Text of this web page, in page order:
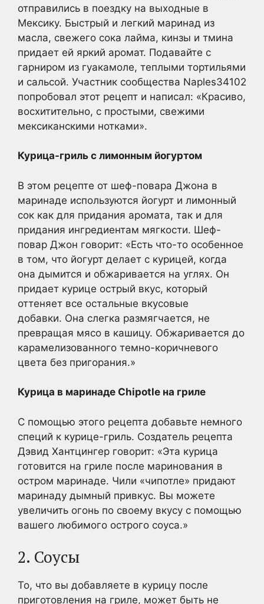
отправились в поездку на выходные в
Мексику. Быстрый и легкий маринад из
масла, свежего сока лайма, кинзы и тмина
придает ей яркий аромат. Подавайте с
гарниром из гуакамоле, теплыми тортильями
и сальсой. Участник сообщества Naples34102
попробовал этот рецепт и написал: «Красиво,
восхитительно, с простыми, свежими
мексиканскими нотками».
Курица-гриль с лимонным йогуртом
В этом рецепте от шеф-повара Джона в
маринаде используются йогурт и лимонный
сок как для придания аромата, так и для
придания ингредиентам мягкости. Шеф-
повар Джон говорит: «Есть что-то особенное
в том, что йогурт делает с курицей, когда
она дымится и обжаривается на углях. Он
придает курице острый вкус, который
оттеняет все остальные вкусовые
добавки. Она слегка размягчается, не
превращая мясо в кашицу. Обжаривается до
карамелизованного темно-коричневого
цвета без пригорания.»
Курица в маринаде Chipotle на гриле
С помощью этого рецепта добавьте немного
специй к курице-гриль. Создатель рецепта
Дэвид Хантцингер говорит: «Эта курица
готовится на гриле после маринования в
остром маринаде. Чили «чипотле» придают
маринаду дымный привкус. Вы можете
увеличить огонь по своему вкусу с помощью
вашего любимого острого соуса.»
2. Соусы
То, что вы добавляете в курицу после
приготовления на гриле, может быть не